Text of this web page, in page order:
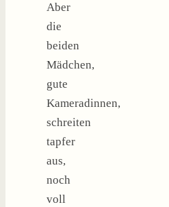
Aber
die
beiden
Mädchen,
gute
Kameradinnen,
schreiten
tapfer
aus,
noch
voll